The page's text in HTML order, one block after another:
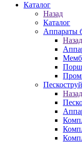
Каталог
Назад
Каталог
Аппараты
Назад
Назад